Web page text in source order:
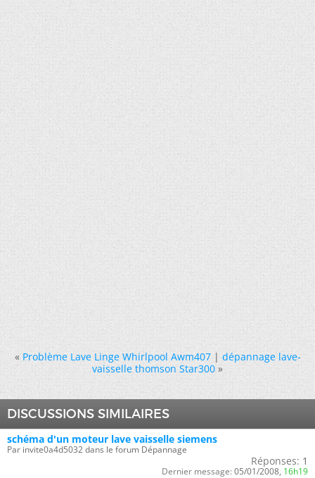
« Problème Lave Linge Whirlpool Awm407|dépannage lave-
vaisselle thomson Star300 »
DISCUSSIONS SIMILAIRES
schéma d'un moteur lave vaisselle siemens
Par invite0a4d5032 dans le forum Dépannage
Réponses: 1
Dernier message: 05/01/2008, 16h19